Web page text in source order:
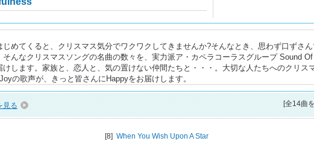
めてくると、クリスマス気分でワクワクしてきませんか?そんなとき、思わず口ずさ
そんなクリスマスソングの名曲の数々を、実力派ア・カペラコーラスグループ Sound
します。家族と、恋人と、気の置けない仲間たちと・・・。大切な人たちへのクリス
の歌声が、きっと皆さんにHappyをお届けします。
見る [全14曲
[8] When You Wish Upon A Star